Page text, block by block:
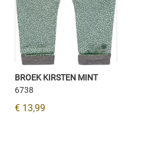
BROEK KIRSTEN MINT
6738
€ 13,99